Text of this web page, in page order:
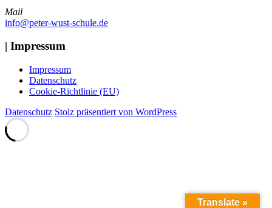
Mail
info@peter-wust-schule.de
| Impressum
Impressum
Datenschutz
Cookie-Richtlinie (EU)
Datenschutz Stolz präsentiert von WordPress
Translate »